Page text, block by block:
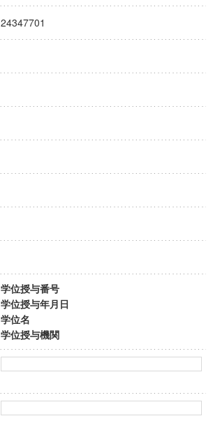
24347701
学位授与番号
学位授与年月日
学位名
学位授与機関